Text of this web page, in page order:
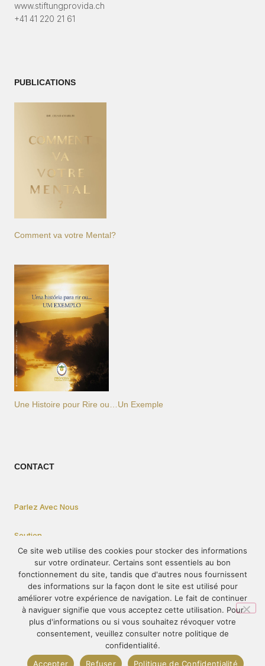
www.stiftungprovida.ch
+41 41 220 21 61
PUBLICATIONS
Comment va votre Mental?
Une Histoire pour Rire ou…Un Exemple
CONTACT
Parlez Avec Nous
Soutien
Privacy Statement
Comment participer
© 1995-2023 – PRÓ-VIDA – Tous droits réservés. Le contenu de ce
Ce site web utilise des cookies pour stocker des informations
sur votre ordinateur. Certains sont essentiels au bon
fonctionnement du site, tandis que d'autres nous fournissent
des informations sur la façon dont le site est utilisé pour
améliorer votre expérience de navigation. Le fait de continuer
à naviguer signifie que vous acceptez cette utilisation. Pour
plus d'informations ou si vous souhaitez révoquer votre
consentement, veuillez consulter notre politique de
confidentialité.
Accepter
Refuser Politique de Confidentialité